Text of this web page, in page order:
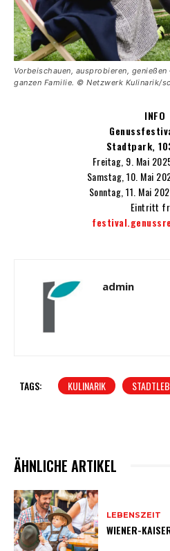
Vorbeischauen, ausprobieren,
ganzen Familie. © Netzwerk Kulinarik/
INFO
Stadtpark,
Freitag, 9. Mai
Samstag, 10. Mai
Sonntag, 11. Mai
Eintritt
admin
TAGS: KULINARIK
ÄHNLICHE ARTIKEL
LEBENSZEIT
WIENER-